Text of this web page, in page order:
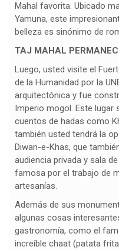
Mahal favorita. Ubicado
Yamuna, este
belleza es sinónimo de
TAJ MAHAL
Luego, usted visite el
de la Humanidad por la
arquitectónica y fue
Imperio mogol. Este lugar
cuentos de hadas como
también usted tendrá la
Diwan-e-Khas, que
audiencia privada y sala
famosa por el trabajo de
artesanías.
Además de sus
algunas cosas
gastronomía, como el
increíble chaat (patata